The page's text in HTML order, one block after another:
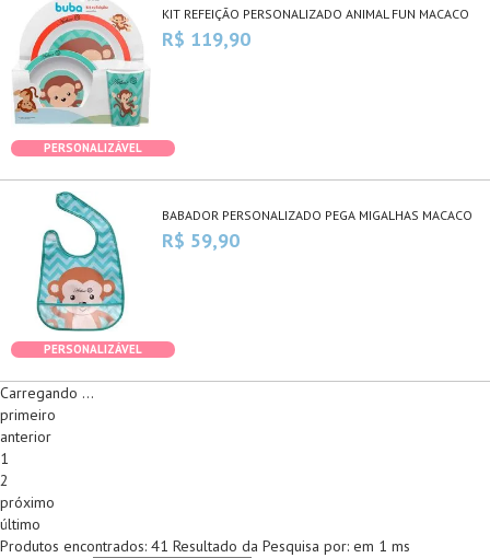
KIT REFEIÇÃO PERSONALIZADO ANIMAL FUN MACACO
R$ 119,90
PERSONALIZÁVEL
BABADOR PERSONALIZADO PEGA MIGALHAS MACACO
R$ 59,90
PERSONALIZÁVEL
Carregando ...
primeiro
anterior
1
2
próximo
último
Produtos encontrados: 41 Resultado da Pesquisa por: em 1 ms